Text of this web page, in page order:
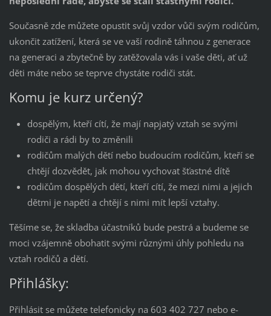
Současně zde můžete opustit svůj vzdor vůči svým rodičům,
ukončit zatížení, která se ve vaší rodině táhnou z generace
na generaci a zbytečně by zatěžovala vás i vaše děti, ať už
děti máte nebo se teprve chystáte rodiči stát.
Komu je kurz určený?
dospělým, kteří cítí, že mají napjatý vztah se svými
rodiči a rádi by to změnili
rodičům malých dětí nebo budoucím rodičům, kteří se
chtějí dozvědět, jak mohou vychovat šťastné dítě
rodičům dospělých dětí, kteří cítí, že mezi nimi a jejich
dětmi je napětí a chtějí s nimi mít lepší vztahy.
Těšíme se, že skladba účastníků bude pestrá a budeme se
moci vzájemně obohatit svými různými úhly pohledu na
vztah rodičů a dětí.
Přihlášky:
Přihlásit se můžete telefonicky na 603 402 727 nebo e-